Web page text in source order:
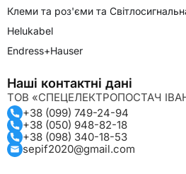
Клеми та роз'єми та
Helukabel
Endress+Hauser
Наші контактні дані
ТОВ «СПЕЦЕЛЕКТРОПОСТАЧ
+38 (099) 749-24-94
+38 (050) 948-82-18
+38 (098) 340-18-53
sepif2020@gmail.com